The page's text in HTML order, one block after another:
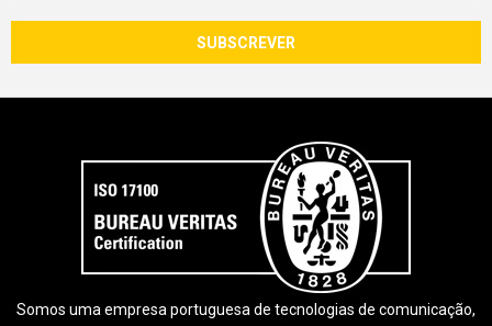
Somos uma empresa portuguesa de tecnologias de comunicação,